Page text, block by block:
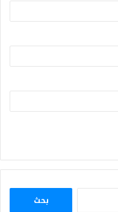
البحث